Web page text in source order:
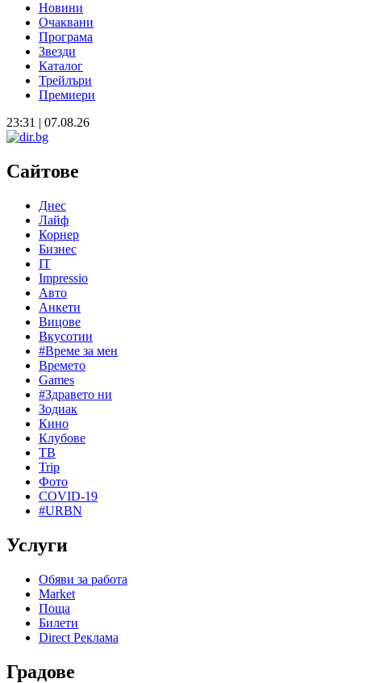
Новини
Очаквани
Програма
Звезди
Каталог
Трейлъри
Премиери
23:31 | 07.08.26
Сайтове
Днес
Лайф
Корнер
Бизнес
IT
Impressio
Авто
Анкети
Вицове
Вкусотии
#Време за мен
Времето
Games
#Здравето ни
Зодиак
Кино
Клубове
ТВ
Trip
Фото
COVID-19
#URBN
Услуги
Обяви за работа
Market
Поща
Билети
Direct Реклама
Градове